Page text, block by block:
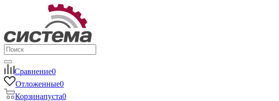
Сравнение0
Отложенные0
Корзинапуста0